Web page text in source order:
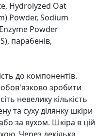
Hydrolyzed Oat
Powder, Sodium
Powder
парабенів,
до компонентів.
зробити
невелику кількість
та суху ділянку шкіри
за вухом. Шкіра в цій